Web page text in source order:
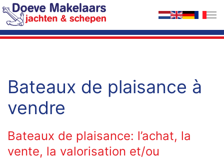
Accéder au contenu principal
Bateaux de plaisance à
vendre
Bateaux de plaisance: l’achat, la
vente, la valorisation et/ou